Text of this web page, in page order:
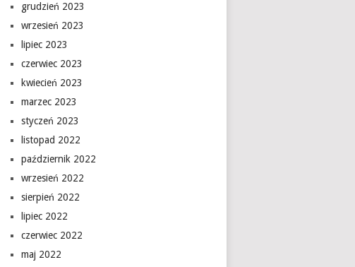
grudzień 2023
wrzesień 2023
lipiec 2023
czerwiec 2023
kwiecień 2023
marzec 2023
styczeń 2023
listopad 2022
październik 2022
wrzesień 2022
sierpień 2022
lipiec 2022
czerwiec 2022
maj 2022